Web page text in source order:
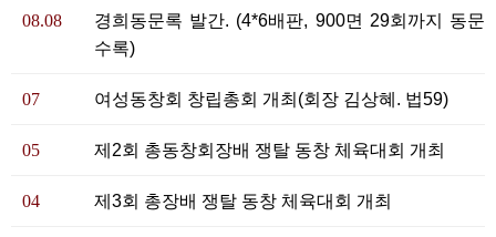
08.08
경희동문록 발간. (4*6배판, 900면 29회까지 동문
수록)
07 여성동창회 창립총회 개최(회장 김상혜. 법59)
05 제2회 총동창회장배 쟁탈 동창 체육대회 개최
04 제3회 총장배 쟁탈 동창 체육대회 개최